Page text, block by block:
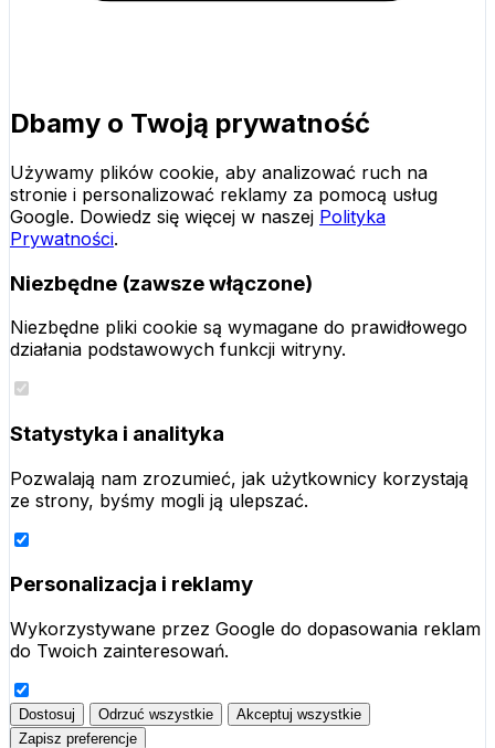
Dbamy o Twoją prywatność
Używamy plików cookie, aby analizować ruch na
stronie i personalizować reklamy za pomocą usług
Google. Dowiedz się więcej w naszej Polityka
Prywatności.
Niezbędne (zawsze włączone)
Niezbędne pliki cookie są wymagane do prawidłowego
działania podstawowych funkcji witryny.
Statystyka i analityka
Pozwalają nam zrozumieć, jak użytkownicy korzystają
ze strony, byśmy mogli ją ulepszać.
Personalizacja i reklamy
Wykorzystywane przez Google do dopasowania reklam
do Twoich zainteresowań.
Dostosuj Odrzuć wszystkie
Akceptuj wszystkie
Zapisz preferencje